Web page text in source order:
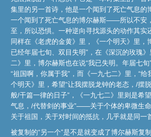
集里的另一首诗，他是一个闻到了死亡气息的
一个闻到了死亡气息的博尔赫斯——所以不安
至，所以恐惧。一种逆向寻找源头的动作其实
同样在《老虎的金黄》里，《一个明天》里，
已经年届七旬、双目失明”，在《深沉的玫瑰
二》里，博尔赫斯也在说“我已失明。年届七
“祖国啊，你属于我”，而《一九七二》里，“给
个明天》里，希望“让我摆脱龙钟的老态，/摆
般/干篇一律的日子”，《一九七二》里则是希
气息，/代替剑的事业”——关于个体的卑微生命
关于祖国，关于对时间的抵抗，几乎就是同一
被复制的“另一个”是不是就变成了博尔赫斯复